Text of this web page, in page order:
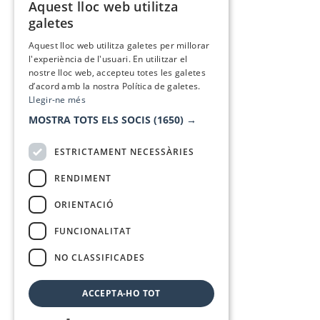
Aquest lloc web utilitza
galetes
Aquest lloc web utilitza galetes per millorar
l'experiència de l'usuari. En utilitzar el
nostre lloc web, accepteu totes les galetes
d’acord amb la nostra Política de galetes.
Llegir-ne més
MOSTRA TOTS ELS SOCIS (1650) →
ESTRICTAMENT NECESSÀRIES
RENDIMENT
ORIENTACIÓ
FUNCIONALITAT
NO CLASSIFICADES
ACCEPTA-HO TOT